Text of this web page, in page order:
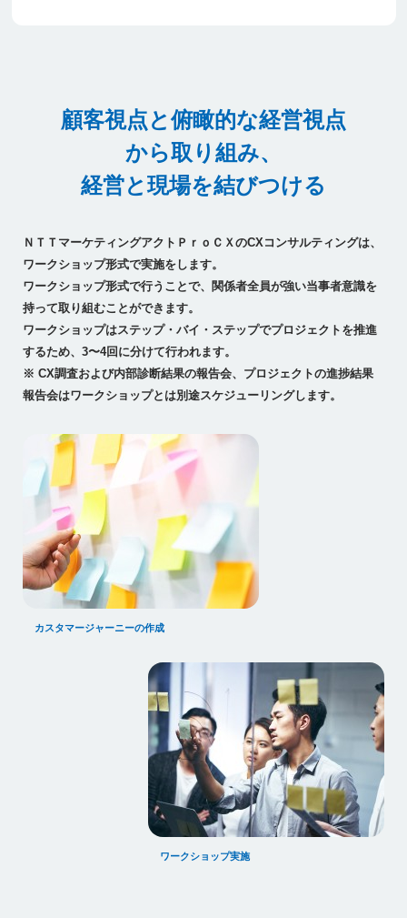
顧客視点と俯瞰的な経営視点
から取り組み、
経営と現場を結びつける
ＮＴＴマーケティングアクトＰｒｏＣＸのCXコンサルティングは、
ワークショップ形式で実施をします。
ワークショップ形式で行うことで、関係者全員が強い当事者意識を
持って取り組むことができます。
ワークショップはステップ・バイ・ステップでプロジェクトを推進
するため、3〜4回に分けて行われます。
※ CX調査および内部診断結果の報告会、プロジェクトの進捗結果
報告会はワークショップとは別途スケジューリングします。
カスタマージャーニーの作成
ワークショップ実施